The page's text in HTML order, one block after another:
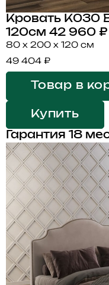
Кровать K030
120см 42 960 ₽
80 x 200 x 120 см
49 404 ₽
Товар в
Купить
Гарантия 18